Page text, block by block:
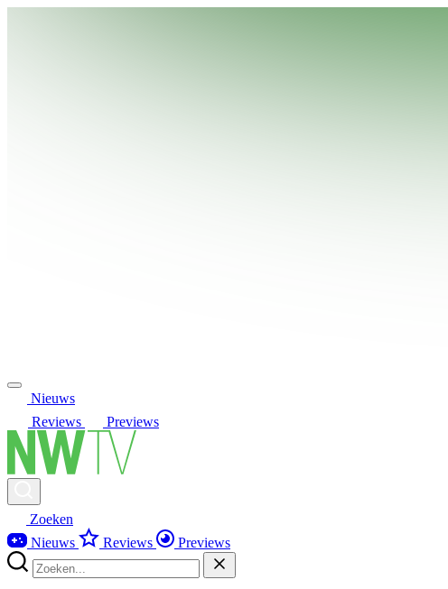
Nieuws
Reviews
Previews
Zoeken
Nieuws
Reviews Previews